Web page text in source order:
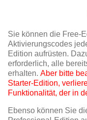
Sie können die Free-
Aktivierungscodes
Edition aufrüsten.
erforderlich, alle
erhalten. Aber bitte
Starter-Edition,
Funktionalität, der in
Ebenso können Sie